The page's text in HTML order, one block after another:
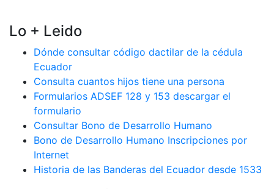
Lo + Leido
Dónde consultar código dactilar de la cédula
Ecuador
Consulta cuantos hijos tiene una persona
Formularios ADSEF 128 y 153 descargar el
formulario
Consultar Bono de Desarrollo Humano
Bono de Desarrollo Humano Inscripciones por
Internet
Historia de las Banderas del Ecuador desde 1533